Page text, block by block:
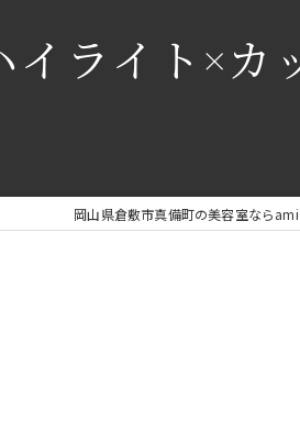
イライト×カ
岡山県倉敷市真備町の美容室なら